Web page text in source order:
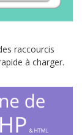
raccourcis
à charger.